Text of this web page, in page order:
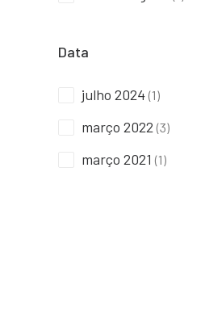
Data
julho 2024 (1)
março 2022 (3)
março 2021 (1)